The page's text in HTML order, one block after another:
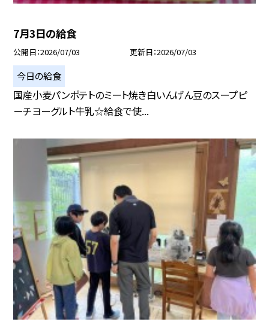
7月3日の給食
公開日 2026/07/03 更新日 2026/07/03
今日の給食
国産小麦パンポテトのミート焼き白いんげん豆のスープピ
ーチヨーグルト牛乳☆給食で使...